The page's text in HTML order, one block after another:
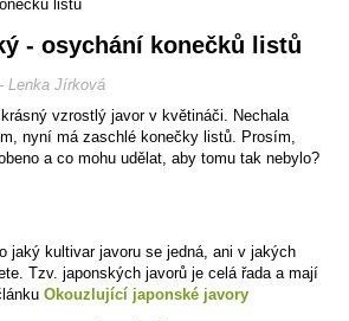
listů
- osychání konečků listů
Lenka Jírková
vzrostlý javor v květináči. Nechala
nyní má zaschlé konečky listů. Prosím,
a co mohu udělat, aby tomu tak nebylo?
jaký kultivar javoru se jedná, ani v jakých
Tzv. japonských javorů je celá řada a mají
Okouzlující japonské javory